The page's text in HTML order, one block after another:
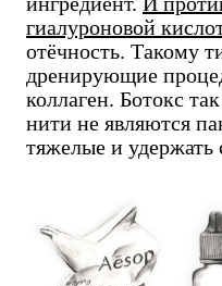
гиалуроновой
отёчность. Такому
дренирующие
коллаген. Ботокс
нити не являются
тяжелые и удержать